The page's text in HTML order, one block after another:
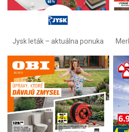
Jysk leták – aktuálna ponuka